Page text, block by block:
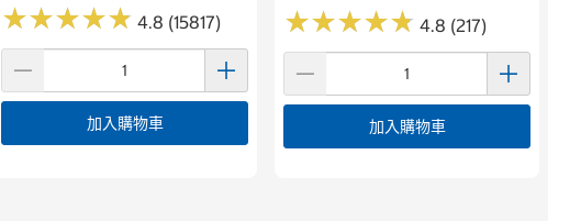
★★★★★
★★★★★ 4.8 (15817)
加入購物車
★★★★★
★★★★★ 4.8 (217)
加入購物車